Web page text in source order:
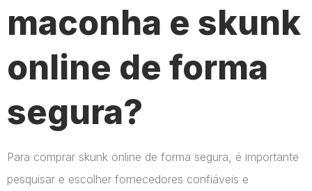
maconha e skunk
online de forma
segura?
Para comprar skunk online de forma segura, é importante
pesquisar e escolher fornecedores confiáveis e